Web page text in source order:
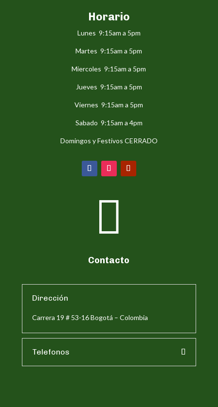
Horario
Lunes 9:15am a 5pm
Martes 9:15am a 5pm
Miercoles 9:15am a 5pm
Jueves 9:15am a 5pm
Viernes 9:15am a 5pm
Sabado 9:15am a 4pm
Domingos y Festivos CERRADO

Contacto
Dirección
Carrera 19 # 53-16 Bogotá – Colombia
Telefonos